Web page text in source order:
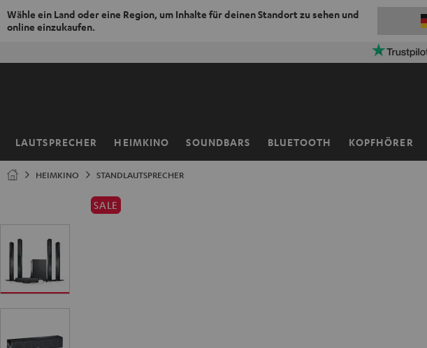
Wähle ein Land oder eine Region, um Inhalte für deinen Standort zu sehen und
online einzukaufen.
50% Versandkosten sparen mit
LAUTSPRECHER HEIMKINO SOUNDBARS BLUETOOTH KOPFHÖRER
Startseite
HEIMKINO STANDLAUTSPRECHER
SALE